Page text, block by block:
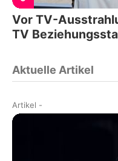
Vor TV-
TV
Aktuelle Artikel
Artikel -